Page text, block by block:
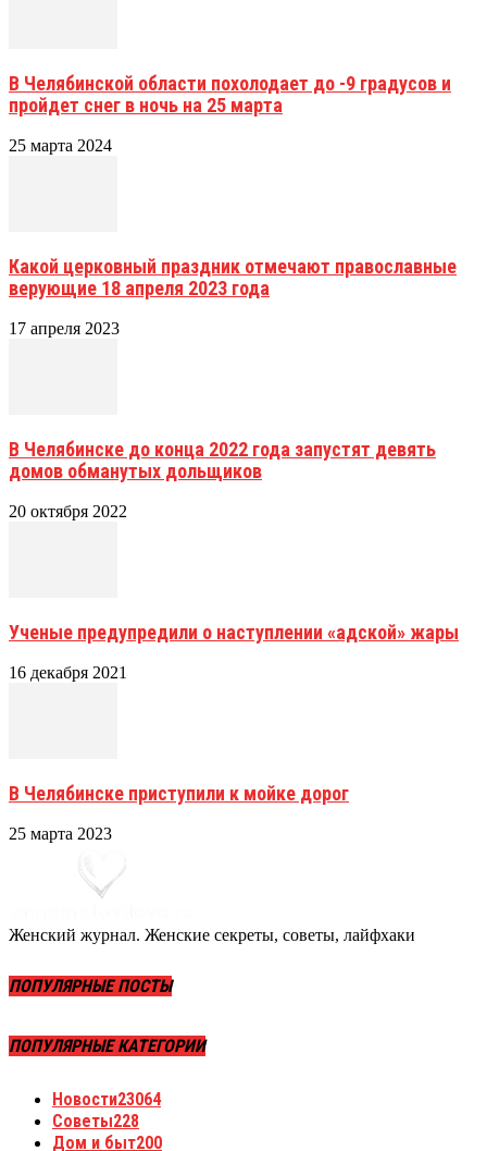
В Челябинской области похолодает до -9 градусов и
пройдет снег в ночь на 25 марта
25 марта 2024
Какой церковный праздник отмечают православные
верующие 18 апреля 2023 года
17 апреля 2023
В Челябинске до конца 2022 года запустят девять
домов обманутых дольщиков
20 октября 2022
Ученые предупредили о наступлении «адской» жары
16 декабря 2021
В Челябинске приступили к мойке дорог
25 марта 2023
Женский журнал. Женские секреты, советы, лайфхаки
ПОПУЛЯРНЫЕ ПОСТЫ
ПОПУЛЯРНЫЕ КАТЕГОРИИ
Новости23064
Советы228
Дом и быт200